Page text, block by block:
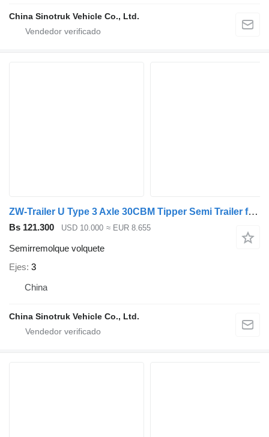
China Sinotruk Vehicle Co., Ltd.
ZW-Trailer U Type 3 Axle 30CBM Tipper Semi Trailer for Congo
Bs 121.300 USD 10.000 ≈ EUR 8.655
Semirremolque volquete
Ejes 3
China
China Sinotruk Vehicle Co., Ltd.